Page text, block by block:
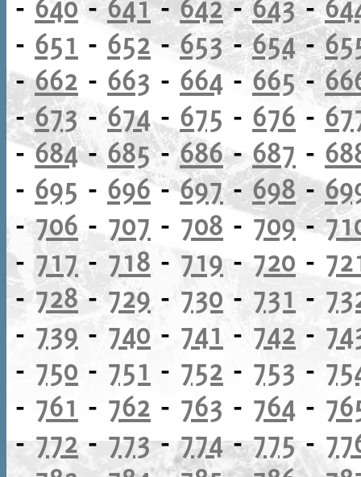
- 651 - 652-653-654-
-662 - 663 - 664- 665-
-673-674- 675 - 676 -
-684-685-686-687 -
- 695 - 696-697-698-
-706 - 707 - 708 -709-
- 717 -718 - 719- 720 -
-728-729 - 730 - 731 -
- 739 - 740 - 741 - 742 -
- 750 - 751 - 752 - 753 -
- 761 - 762 - 763 - 764 -
-772 -773-774-775-